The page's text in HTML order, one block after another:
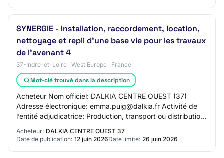
SYNERGIE - Installation, raccordement, location,
nettoyage et repli d’une base vie pour les travaux
de l’avenant 4
37-Indre-et-Loire · West Europe · France
Mot-clé trouvé dans la description
Acheteur Nom officiel: DALKIA CENTRE OUEST (37)
Adresse électronique: emma.puig@dalkia.fr Activité de
l’entité adjudicatrice: Production, transport ou distribution
Acheteur: DALKIA CENTRE OUEST 37
Date de publication: 12 juin 2026Date limite: 26 juin 2026